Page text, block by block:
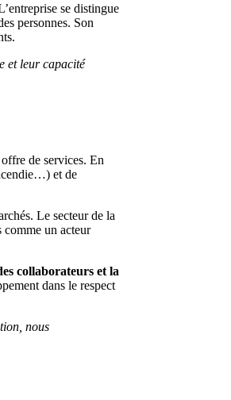
se distingue
personnes. Son
et leur capacité
de services. En
et de
Le secteur de la
comme un acteur
collaborateurs et la
dans le respect
nous